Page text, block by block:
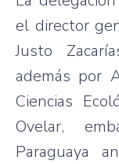
el director
Justo
además por
Ciencias
Ovelar,
Paraguaya